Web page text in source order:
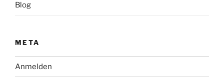
Blog
META
Anmelden